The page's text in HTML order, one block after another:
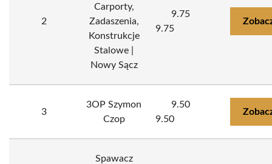
2
Carporty,
Zadaszenia,
Konstrukcje
Stalowe |
Nowy Sącz
9.75
9.75
3
3OP Szymon
Czop
9.50
9.50
Spawacz